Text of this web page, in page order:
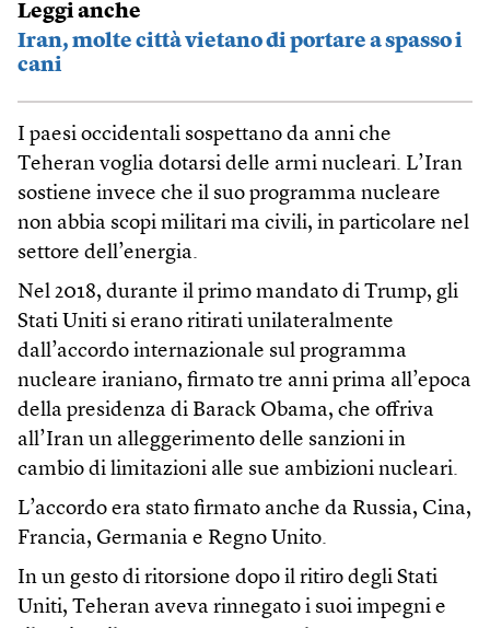
Leggi anche
Iran, molte città vietano di portare a spasso i
cani
I paesi occidentali sospettano da anni che
Teheran voglia dotarsi delle armi nucleari. L’Iran
sostiene invece che il suo programma nucleare
non abbia scopi militari ma civili, in particolare nel
settore dell’energia.
Nel 2018, durante il primo mandato di Trump, gli
Stati Uniti si erano ritirati unilateralmente
dall’accordo internazionale sul programma
nucleare iraniano, firmato tre anni prima all’epoca
della presidenza di Barack Obama, che offriva
all’Iran un alleggerimento delle sanzioni in
cambio di limitazioni alle sue ambizioni nucleari.
L’accordo era stato firmato anche da Russia, Cina,
Francia, Germania e Regno Unito.
In un gesto di ritorsione dopo il ritiro degli Stati
Uniti, Teheran aveva rinnegato i suoi impegni e